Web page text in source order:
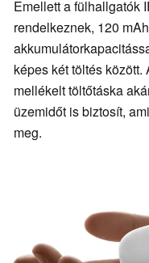
Emellett a fülhallgatók
rendelkeznek, 120
képes két töltés
mellékelt töltőtáska
üzemidőt is biztosít,
meg.